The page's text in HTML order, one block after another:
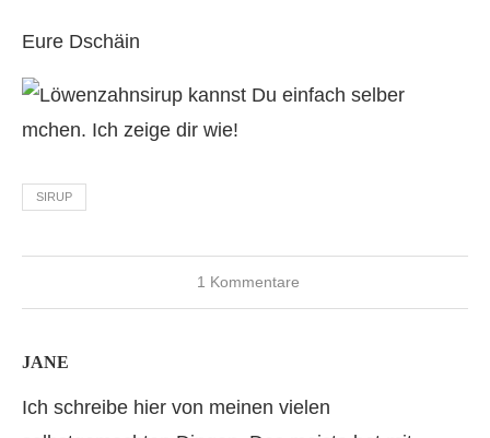
Eure Dschäin
SIRUP
1 Kommentare
JANE
Ich schreibe hier von meinen vielen